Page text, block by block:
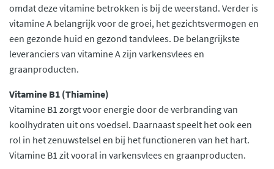
omdat deze vitamine betrokken is bij de weerstand. Verder is
vitamine A belangrijk voor de groei, het gezichtsvermogen en
een gezonde huid en gezond tandvlees. De belangrijkste
leveranciers van vitamine A zijn varkensvlees en
graanproducten.
Vitamine B1 (Thiamine)
Vitamine B1 zorgt voor energie door de verbranding van
koolhydraten uit ons voedsel. Daarnaast speelt het ook een
rol in het zenuwstelsel en bij het functioneren van het hart.
Vitamine B1 zit vooral in varkensvlees en graanproducten.